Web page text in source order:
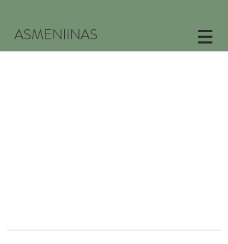
ASMENIINAS